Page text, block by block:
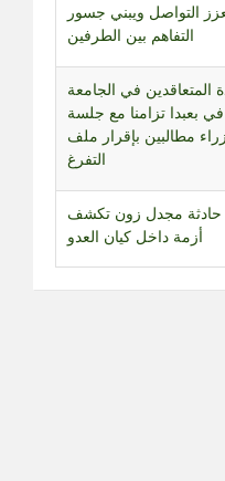
التواصل ويبني جسور
التفاهم بين الطرفين
المتعاقدين في الجامعة
في بعبدا تزامنا مع جلسة
مطالبين بإقرار ملف
التفرغ
حادثة مجدل زون تكشف
أزمة داخل كيان العدو
مرتقبة لمجلس النواب